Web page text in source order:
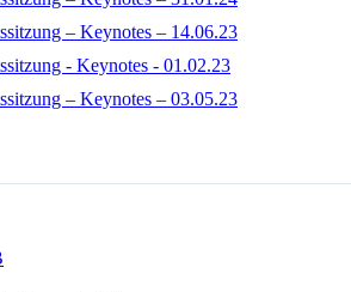
– Keynotes – 14.06.23
- Keynotes - 01.02.23
– Keynotes – 03.05.23